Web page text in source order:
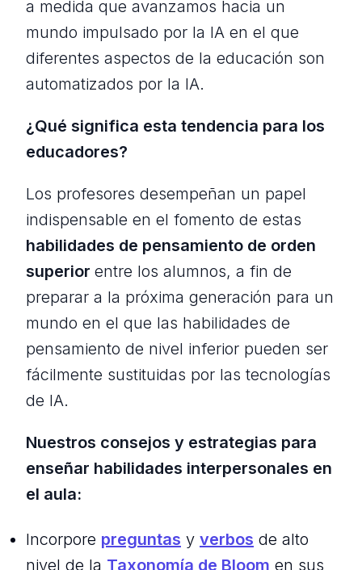
a medida que avanzamos hacia un
mundo impulsado por la IA en el que
diferentes aspectos de la educación son
automatizados por la IA.
¿Qué significa esta tendencia para los
educadores?
Los profesores desempeñan un papel
indispensable en el fomento de estas
habilidades de pensamiento de orden
superior entre los alumnos, a fin de
preparar a la próxima generación para un
mundo en el que las habilidades de
pensamiento de nivel inferior pueden ser
fácilmente sustituidas por las tecnologías
de IA.
Nuestros consejos y estrategias para
enseñar habilidades interpersonales en
el aula:
Incorpore preguntas y verbos de alto
nivel de la Taxonomía de Bloom en sus